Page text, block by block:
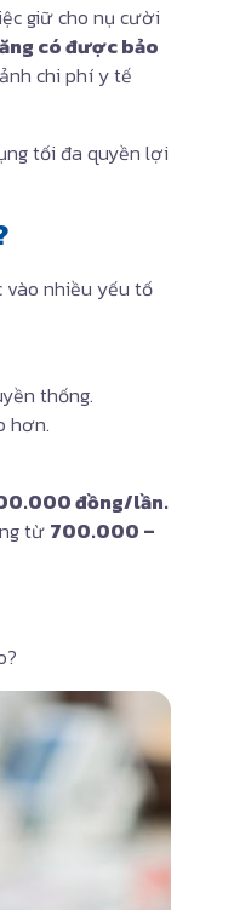
giữ cho nụ cười
có được bảo
chi phí y tế
tối đa quyền lợi
nhiều yếu tố
thống.
hơn.
đồng/lần.
từ 700.000 –